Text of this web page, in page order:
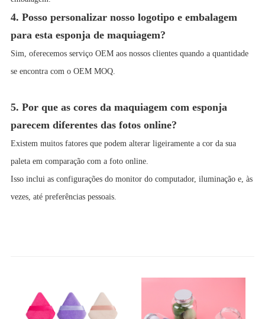
4. Posso personalizar nosso logotipo e embalagem
para esta esponja de maquiagem?
Sim, oferecemos serviço OEM aos nossos clientes quando a quantidade
se encontra com o OEM MOQ.
5. Por que as cores da maquiagem com esponja
parecem diferentes das fotos online?
Existem muitos fatores que podem alterar ligeiramente a cor da sua
paleta em comparação com a foto online.
Isso inclui as configurações do monitor do computador, iluminação e, às
vezes, até preferências pessoais.